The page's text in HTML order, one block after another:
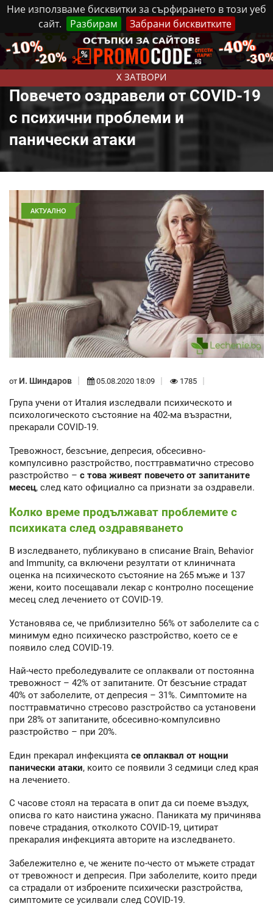
Ние използваме бисквитки за сърфирането в този уеб
сайт.
Разбирам Забрани бисквитките
X ЗАТВОРИ
Четвъртък, 6 Август, 2026 Реклама Контакти
Повечето оздравели от COVID-19
с психични проблеми и
панически атаки
АКТУАЛНО
от И. Шиндаров 05.08.2020 18:09 1785
Група учени от Италия изследвали психическото и
психологическото състояние на 402-ма възрастни,
прекарали COVID-19.
Тревожност, безсъние, депресия, обсесивно-
компулсивно разстройство, посттравматично стресово
разстройство – с това живеят повечето от запитаните
месец, след като официално са признати за оздравели.
Колко време продължават проблемите с
психиката след оздравяването
В изследването, публикувано в списание Brain, Behavior
and Immunity, са включени резултати от клиничната
оценка на психическото състояние на 265 мъже и 137
жени, които посещавали лекар с контролно посещение
месец след лечението от COVID-19.
Установява се, че приблизително 56% от заболелите са с
минимум едно психическо разстройство, което се е
появило след COVID-19.
Най-често преболедувалите се оплаквали от постоянна
тревожност – 42% от запитаните. От безсъние страдат
40% от заболелите, от депресия – 31%. Симптомите на
посттравматично стресово разстройство са установени
при 28% от запитаните, обсесивно-компулсивно
разстройство – при 20%.
Един прекарал инфекцията се оплаквал от нощни
панически атаки, които се появили 3 седмици след края
на лечението.
С часове стоял на терасата в опит да си поеме въздух,
описва го като наистина ужасно. Паниката му причинява
повече страдания, отколкото COVID-19, цитират
прекаралия инфекцията авторите на изследването.
Забележително е, че жените по-често от мъжете страдат
от тревожност и депресия. При заболелите, които преди
са страдали от изброените психически разстройства,
симптомите се усилвали след COVID-19.